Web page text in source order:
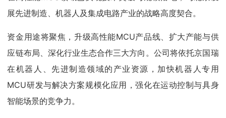
展先进制造、机器人及集成电路产业的战略高度契合。
资金用途将聚焦，升级高性能MCU产品线、扩大产能与供
应链布局、深化行业生态合作三大方向。公司将依托京国瑞
在机器人、先进制造领域的产业资源，加快机器人专用
MCU研发与解决方案规模化应用，强化在运动控制与具身
智能场景的竞争力。